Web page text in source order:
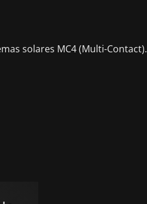
solares MC4 (Multi-Contact).